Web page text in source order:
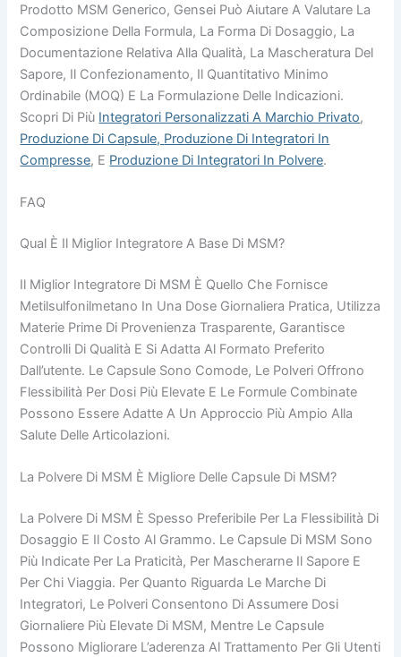
Prodotto MSM Generico, Gensei Può Aiutare A Valutare La
Composizione Della Formula, La Forma Di Dosaggio, La
Documentazione Relativa Alla Qualità, La Mascheratura Del
Sapore, Il Confezionamento, Il Quantitativo Minimo
Ordinabile (MOQ) E La Formulazione Delle Indicazioni.
Scopri Di Più Integratori Personalizzati A Marchio Privato,
Produzione Di Capsule, Produzione Di Integratori In
Compresse, E Produzione Di Integratori In Polvere.
FAQ
Qual È Il Miglior Integratore A Base Di MSM?
Il Miglior Integratore Di MSM È Quello Che Fornisce
Metilsulfonilmetano In Una Dose Giornaliera Pratica, Utilizza
Materie Prime Di Provenienza Trasparente, Garantisce
Controlli Di Qualità E Si Adatta Al Formato Preferito
Dall’utente. Le Capsule Sono Comode, Le Polveri Offrono
Flessibilità Per Dosi Più Elevate E Le Formule Combinate
Possono Essere Adatte A Un Approccio Più Ampio Alla
Salute Delle Articolazioni.
La Polvere Di MSM È Migliore Delle Capsule Di MSM?
La Polvere Di MSM È Spesso Preferibile Per La Flessibilità Di
Dosaggio E Il Costo Al Grammo. Le Capsule Di MSM Sono
Più Indicate Per La Praticità, Per Mascherarne Il Sapore E
Per Chi Viaggia. Per Quanto Riguarda Le Marche Di
Integratori, Le Polveri Consentono Di Assumere Dosi
Giornaliere Più Elevate Di MSM, Mentre Le Capsule
Possono Migliorare L’aderenza Al Trattamento Per Gli Utenti